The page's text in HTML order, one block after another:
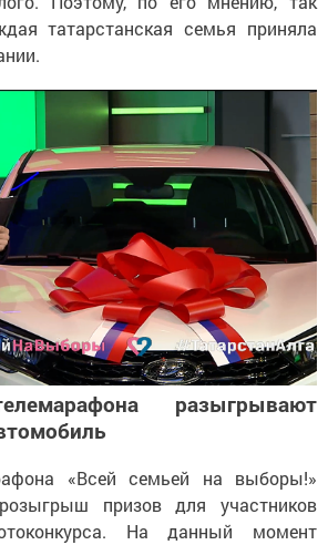
татарстанская семья приняла
разыгрывают
«Всей семьей на выборы!»
призов для участников
На данный момент